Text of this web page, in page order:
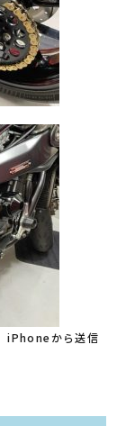
iPhoneから送信